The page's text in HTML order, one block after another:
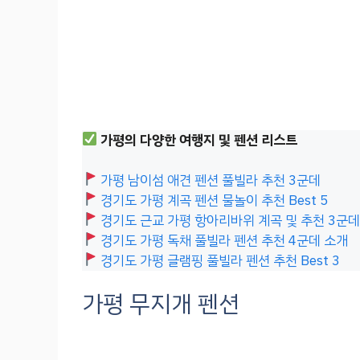
가평의 다양한 여행지 및 펜션 리스트
가평 남이섬 애견 펜션 풀빌라 추천 3군데
경기도 가평 계곡 펜션 물놀이 추천 Best 5
경기도 근교 가평 항아리바위 계곡 및 추천 3군데
경기도 가평 독채 풀빌라 펜션 추천 4군데 소개
경기도 가평 글램핑 풀빌라 펜션 추천 Best 3
가평 무지개 펜션